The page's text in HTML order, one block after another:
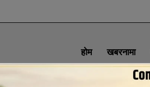
होम खबरनामा